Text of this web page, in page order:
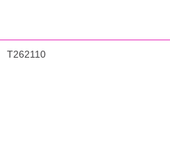
T262110